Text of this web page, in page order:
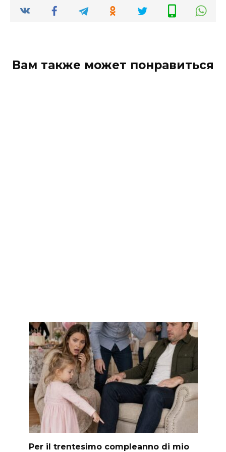
Вам также может понравиться
Per il trentesimo compleanno di mio